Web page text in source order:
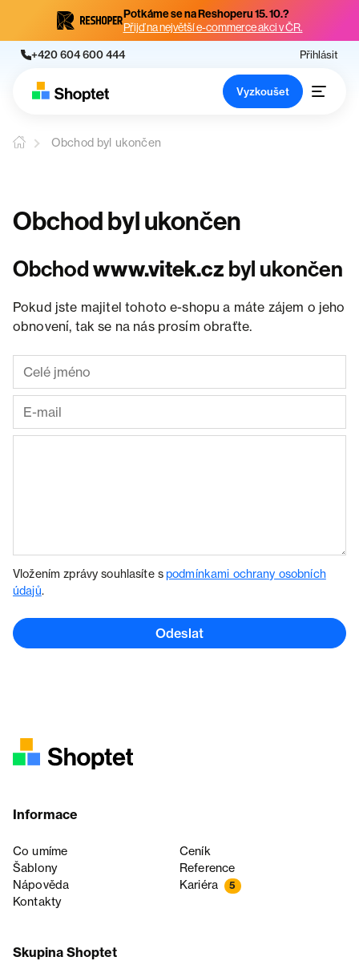
Potkáme se na Reshoperu 15. 10.?
Přijď na největší e-commerce akci v ČR.
+420 604 600 444 Přihlásit
Vyzkoušet
Obchod byl ukončen
Obchod byl ukončen
Obchodwww.vitek.cz byl ukončen
Pokud jste majitel tohoto e-shopu a máte zájem o jeho
obnovení, tak se na nás prosím obraťte.
Vložením zprávy souhlasíte spodmínkami ochrany osobních
údajů.
Odeslat
Informace
Co umíme
Ceník
Šablony
Reference
Nápověda
Kariéra 5
Kontakty
Skupina Shoptet